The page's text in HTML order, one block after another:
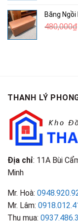
Băng
480,000₫
THANH LÝ
Địa chỉ: 11A Bùi
Minh
Mr. Hoà:
Mr. Lâm:
Thu mua: